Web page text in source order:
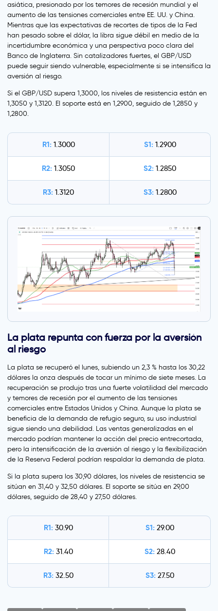
asiática, presionado por los temores de recesión mundial y el
aumento de las tensiones comerciales entre EE. UU. y China.
Mientras que las expectativas de recortes de tipos de la Fed
han pesado sobre el dólar, la libra sigue débil en medio de la
incertidumbre económica y una perspectiva poco clara del
Banco de Inglaterra. Sin catalizadores fuertes, el GBP/USD
puede seguir siendo vulnerable, especialmente si se intensifica la
aversión al riesgo.
Si el GBP/USD supera 1,3000, los niveles de resistencia están en
1,3050 y 1,3120. El soporte está en 1,2900, seguido de 1,2850 y
1,2800.
R1: 1.3000 S1: 1.2900
R2: 1.3050 S2: 1.2850
R3: 1.3120 S3: 1.2800
La plata repunta con fuerza por la aversión
al riesgo
La plata se recuperó el lunes, subiendo un 2,3 % hasta los 30,22
dólares la onza después de tocar un mínimo de siete meses. La
recuperación se produjo tras una fuerte volatilidad del mercado
y temores de recesión por el aumento de las tensiones
comerciales entre Estados Unidos y China. Aunque la plata se
beneficia de la demanda de refugio seguro, su uso industrial
sigue siendo una debilidad. Las ventas generalizadas en el
mercado podrían mantener la acción del precio entrecortada,
pero la intensificación de la aversión al riesgo y la flexibilización
de la Reserva Federal podrían respaldar la demanda de plata.
Si la plata supera los 30,90 dólares, los niveles de resistencia se
sitúan en 31,40 y 32,50 dólares. El soporte se sitúa en 29,00
dólares, seguido de 28,40 y 27,50 dólares.
R1: 30.90 S1: 29.00
R2: 31.40 S2: 28.40
R3: 32.50 S3: 27.50